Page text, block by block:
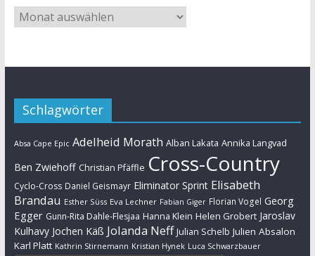
Schlagwörter
Absa Cape Epic Adelheid Morath Alban Lakata Annika Langvad
Ben Zwiehoff Christian Pfäffle Cross-Country
Cyclo-Cross Daniel Geismayr Eliminator Sprint Elisabeth
Brandau Esther Süss Eva Lechner Fabian Giger Florian Vogel Georg
Egger Gunn-Rita Dahle-Flesjaa Hanna Klein Helen Grobert Jaroslav
Kulhavy Jochen Käß Jolanda Neff Julian Schelb Julien Absalon
Karl Platt Kathrin Stirnemann Kristian Hynek Luca Schwarzbauer